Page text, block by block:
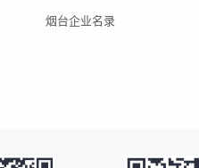
烟台企业名录